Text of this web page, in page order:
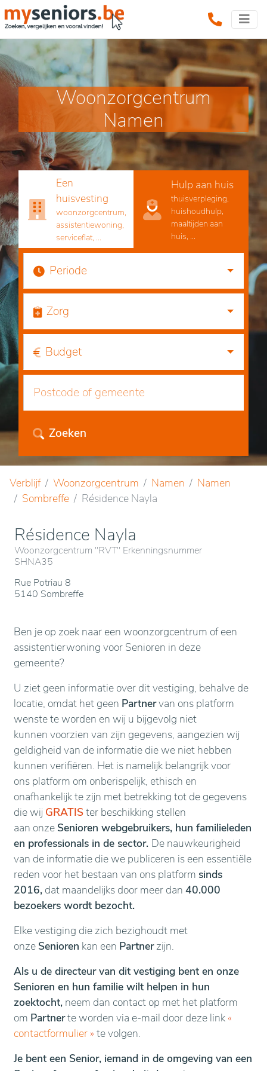
Woonzorgcentrum
Namen
Een
huisvesting
woonzorgcentrum,
assistentiewoning,
serviceflat, ...
Hulp aan huis
thuisverpleging,
huishoudhulp,
maaltijden aan
huis, ...
Periode
Zorg
Budget
Zoeken
Verblijf Woonzorgcentrum Namen
Namen
Sombreffe
Résidence Nayla
Résidence Nayla
Woonzorgcentrum "RVT" Erkenningsnummer
SHNA35
Rue Potriau 8
5140 Sombreffe
Ben je op zoek naar een woonzorgcentrum of een
assistentierwoning voor Senioren in deze
gemeente?
U ziet geen informatie over dit vestiging, behalve de
locatie, omdat het geen Partnervan ons platform
wenste te worden en wij u bijgevolg niet
kunnen voorzien van zijn gegevens, aangezien wij
geldigheid van de informatie die we niet hebben
kunnen verifiëren. Het is namelijk belangrijk voor
ons platform om onberispelijk, ethisch en
onafhankelijk te zijn met betrekking tot de gegevens
die wij GRATISter beschikking stellen
aan onze Senioren webgebruikers, hun familieleden
en professionals in de sector. De nauwkeurigheid
van de informatie die we publiceren is een essentiële
reden voor het bestaan van ons platform sinds
2016, dat maandelijks door meer dan 40.000
bezoekers wordt bezocht.
Elke vestiging die zich bezighoudt met
onze Senioren kan een Partnerzijn.
Als u de directeur van dit vestiging bent en onze
Senioren en hun familie wilt helpen in hun
zoektocht, neem dan contact op met het platform
om Partnerte worden via e-mail door deze link «
contactformulier » te volgen.
Je bent een Senior, iemand in de omgeving van een